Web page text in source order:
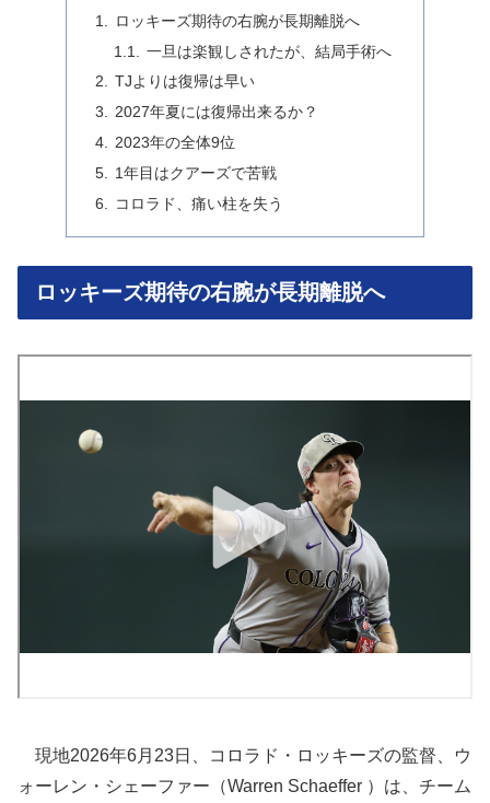
ロッキーズ期待の右腕が長期離脱へ
一旦は楽観しされたが、結局手術へ
TJよりは復帰は早い
2027年夏には復帰出来るか？
2023年の全体9位
1年目はクアーズで苦戦
コロラド、痛い柱を失う
ロッキーズ期待の右腕が長期離脱へ
現地2026年6月23日、コロラド・ロッキーズの監督、ウ
ォーレン・シェーファー（Warren Schaeffer ）は、チーム